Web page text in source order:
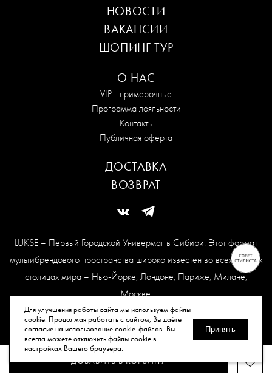
Для улучшения работы сайта мы используем файлы
cookie. Продолжая работать с сайтом, Вы даёте
согласие на использование cookie-файлов. Вы
всегда можете отключить файлы cookie в
настройках Вашего браузера.
Принять
ДОБАВИТЬ В КОРЗИНУ
LUKSE – Первый Городской Универмаг в Сибири. Этот формат
мультибрендового пространства широко известен во всех модных
столицах мира – Нью-Йорке, Лондоне, Париже, Милане,
Москве.
Карта сайта
© Все права защищены, 2026.
О НАС
VIP - примерочные
Программа лояльности
Контакты
Публичная оферта
НОВОСТИ
ВАКАНСИИ
ШОПИНГ-ТУР
ДОСТАВКА
ВОЗВРАТ